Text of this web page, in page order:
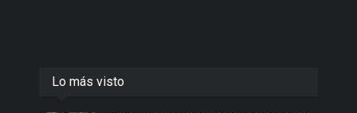
Lo más visto